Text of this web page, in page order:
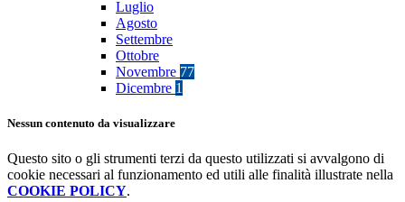
Luglio
Agosto
Settembre
Ottobre
Novembre 77
Dicembre 1
Nessun contenuto da visualizzare
Questo sito o gli strumenti terzi da questo utilizzati si avvalgono di
cookie necessari al funzionamento ed utili alle finalità illustrate nella
COOKIE POLICY.